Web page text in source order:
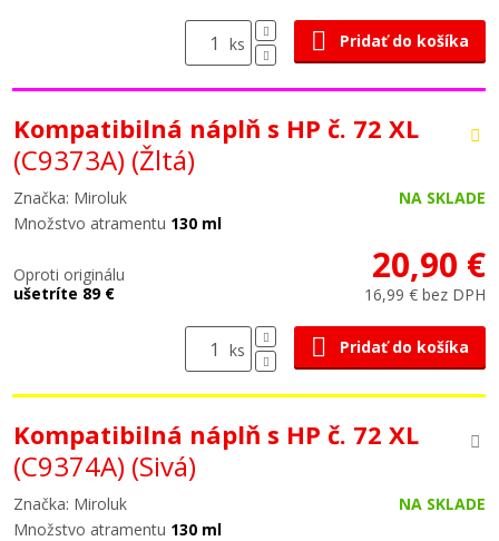
ks Pridať do košíka
Kompatibilná náplň s HP č. 72 XL
(C9373A) (Žltá)
Značka: Miroluk
NA SKLADE
Množstvo atramentu 130 ml
Oproti originálu
ušetríte 89 €
20,90 €
16,99 € bez DPH
ks Pridať do košíka
Kompatibilná náplň s HP č. 72 XL
(C9374A) (Sivá)
Značka: Miroluk
NA SKLADE
Množstvo atramentu 130 ml